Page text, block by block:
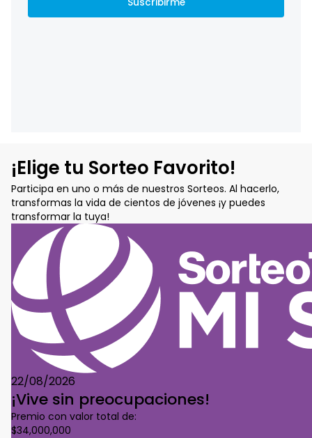
¡Elige tu Sorteo Favorito!
Participa en uno o más de nuestros Sorteos. Al hacerlo,
transformas la vida de cientos de jóvenes ¡y puedes
transformar la tuya!
22/08/2026
¡Vive sin preocupaciones!
Premio con valor total de:
$34,000,000